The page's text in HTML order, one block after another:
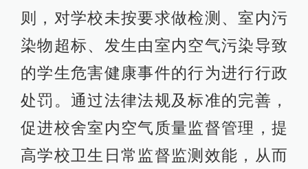
则，对学校未按要求做检测、室内污
染物超标、发生由室内空气污染导致
的学生危害健康事件的行为进行行政
处罚。通过法律法规及标准的完善，
促进校舍室内空气质量监督管理，提
高学校卫生日常监督监测效能，从而